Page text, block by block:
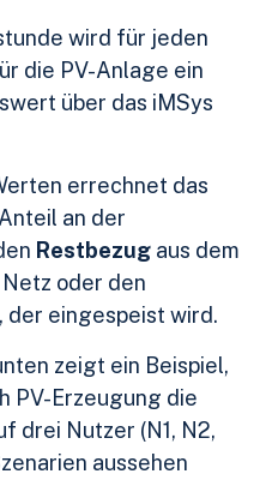
wird für jeden
die PV-Anlage ein
über das iMSys
errechnet das
an der
Restbezug aus dem
oder den
, der eingespeist wird.
zeigt ein Beispiel,
PV-Erzeugung die
drei Nutzer (N1, N2,
aussehen